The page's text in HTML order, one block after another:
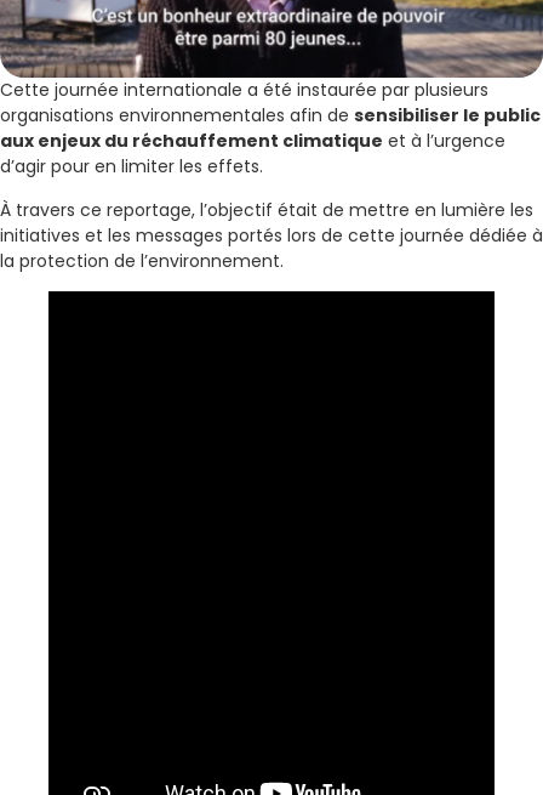
Cette journée internationale a été instaurée par plusieurs
organisations environnementales afin de sensibiliser le public
aux enjeux du réchauffement climatique et à l’urgence
d’agir pour en limiter les effets.
À travers ce reportage, l’objectif était de mettre en lumière les
initiatives et les messages portés lors de cette journée dédiée à
la protection de l’environnement.